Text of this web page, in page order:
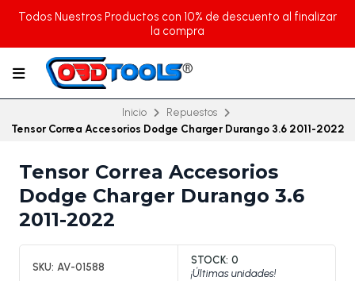
Todos Nuestros Productos con 10% de descuento al finalizar
la compra
Inicio
Repuestos
Tensor Correa Accesorios Dodge Charger Durango 3.6 2011-2022
Tensor Correa Accesorios
Dodge Charger Durango 3.6
2011-2022
SKU: AV-01588
STOCK: 0
¡Últimas unidades!